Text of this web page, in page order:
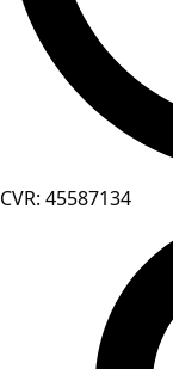
CVR: 45587134